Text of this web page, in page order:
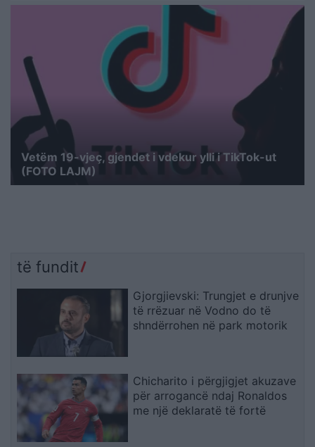
Vetëm 19-vjeç, gjendet i vdekur ylli i TikTok-ut
(FOTO LAJM)
të fundit
Gjorgjievski: Trungjet e drunjve
të rrëzuar në Vodno do të
shndërrohen në park motorik
Chicharito i përgjigjet akuzave
për arrogancë ndaj Ronaldos
me një deklaratë të fortë